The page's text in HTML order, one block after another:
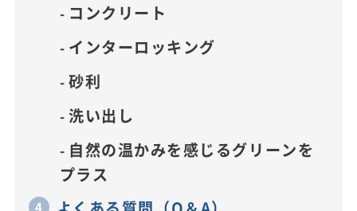
コンクリート
インターロッキング
砂利
洗い出し
自然の温かみを感じるグリーンを
プラス